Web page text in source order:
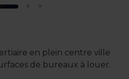
en plein centre ville
de bureaux à louer.